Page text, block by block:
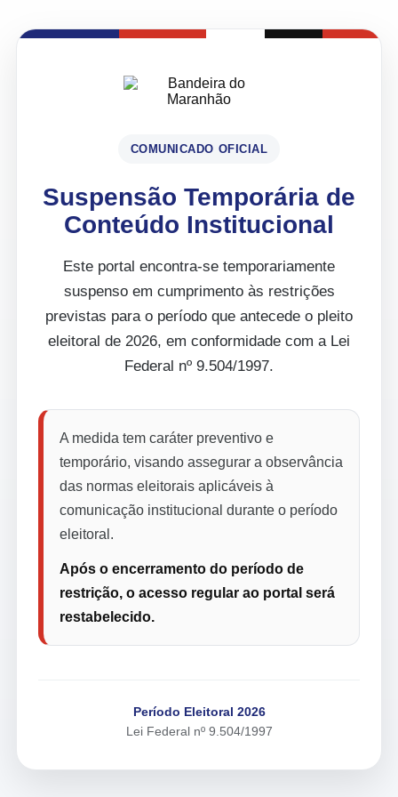
COMUNICADO OFICIAL
Suspensão Temporária de
Conteúdo Institucional
Este portal encontra-se temporariamente
suspenso em cumprimento às restrições
previstas para o período que antecede o pleito
eleitoral de 2026, em conformidade com a Lei
Federal nº 9.504/1997.
A medida tem caráter preventivo e
temporário, visando assegurar a observância
das normas eleitorais aplicáveis à
comunicação institucional durante o período
eleitoral.
Após o encerramento do período de
restrição, o acesso regular ao portal será
restabelecido.
Período Eleitoral 2026
Lei Federal nº 9.504/1997